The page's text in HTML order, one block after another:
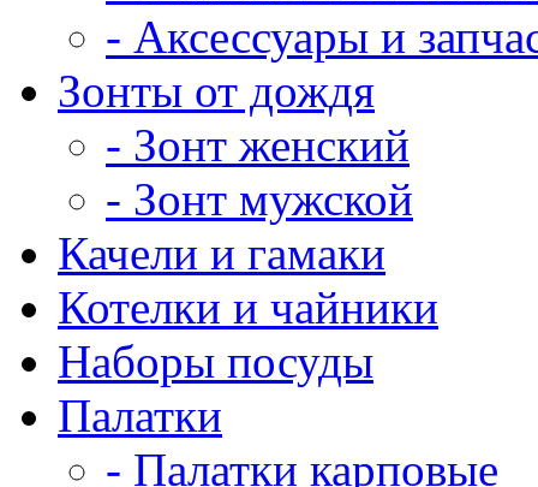
- Аксессуары и
Зонты от дождя
- Зонт женский
- Зонт мужской
Качели и гамаки
Котелки и чайники
Наборы посуды
Палатки
- Палатки карповые